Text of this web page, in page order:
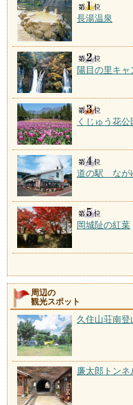
長湯温泉
陽目の里キャ
くじゅう花公
道の駅 なが
岡城阯の紅葉
周辺の
観光スポット
久住山荘南
廉太郎トンネ